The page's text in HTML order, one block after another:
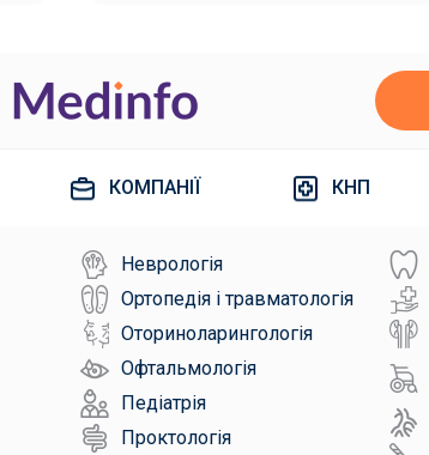
КОМПАНІЇ КНП
Неврологія
Ортопедія і травматологія
Оториноларингологія
Офтальмологія
Педіатрія
Проктологія